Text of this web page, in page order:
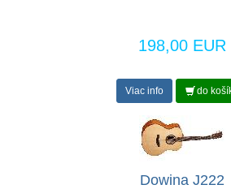
198,00 EUR
Viac info do
Dowina J222